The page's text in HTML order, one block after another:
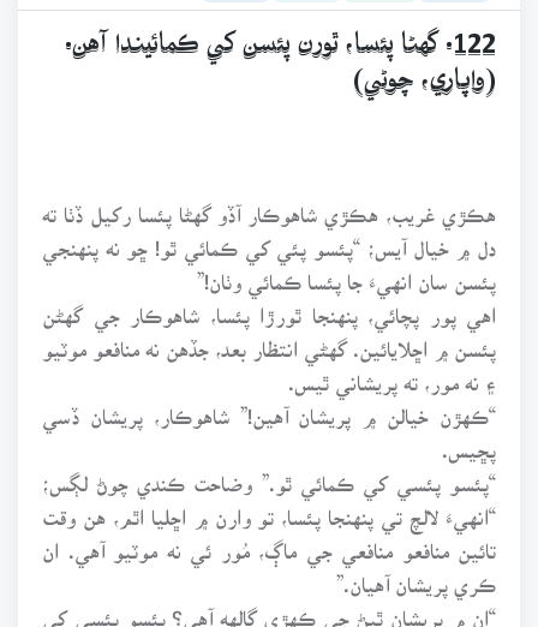
122. گهڻا پئسا، ٿورن پئسن کي ڪمائيندا آهن.
(واپاري، چوڻي)
هڪڙي غريب، هڪڙي شاهوڪار آڏو گهڻا پئسا رکيل ڏٺا ته
دل ۾ خيال آيس؛ “پئسو پئي کي ڪمائي ٿو! ڇو نه پنهنجي
پئسن سان انهيءَ جا پئسا ڪمائي وٺان!”
اهي پور پچائي، پنهنجا ٿورڙا پئسا، شاهوڪار جي گهڻن
پئسن ۾ اڇلايائين. گهڻي انتظار بعد، جڏهن نه منافعو موٽيو
۽ نه مور، ته پريشاني ٿيس.
“ڪهڙن خيالن ۾ پريشان آهين!” شاهوڪار، پريشان ڏسي
“پئسو پئسي کي ڪمائي ٿو.” وضاحت ڪندي چوڻ لڳس؛
“انهيءَ لالچ تي پنهنجا پئسا، تو وارن ۾ اڇليا اٿم، هن وقت
تائين منافعو منافعي جي ماڳ، مُور ئي نه موٽيو آهي. ان
ڪري پريشان آهيان.”
“ان ۾ پريشان ٿيڻ جي ڪهڙي ڳالهه آهي؟ پئسو پئسي کي